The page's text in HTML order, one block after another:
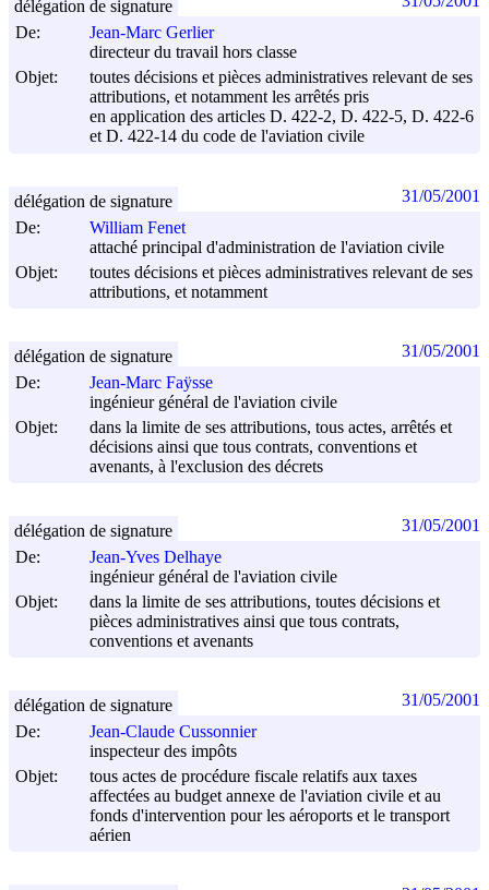
De:
Jean-Marc Gerlier
directeur du travail hors classe
Objet:
toutes décisions et pièces administratives relevant de ses
attributions, et notamment les arrêtés pris
en application des articles D. 422-2, D. 422-5, D. 422-6
et D. 422-14 du code de l'aviation civile
délégation de signature
De:
William Fenet
attaché principal d'administration de l'aviation civile
Objet:
toutes décisions et pièces administratives relevant de ses
attributions, et notamment
délégation de signature 31/05/2001
De:
Jean-Marc Faÿsse
ingénieur général de l'aviation civile
Objet:
dans la limite de ses attributions, tous actes, arrêtés et
décisions ainsi que tous contrats, conventions et
avenants, à l'exclusion des décrets
délégation de signature 31/05/2001
De:
Jean-Yves Delhaye
ingénieur général de l'aviation civile
Objet:
dans la limite de ses attributions, toutes décisions et
pièces administratives ainsi que tous contrats,
conventions et avenants
délégation de signature 31/05/2001
De:
Jean-Claude Cussonnier
inspecteur des impôts
Objet:
tous actes de procédure fiscale relatifs aux taxes
affectées au budget annexe de l'aviation civile et au
fonds d'intervention pour les aéroports et le transport
aérien
délégation de signature 31/05/2001